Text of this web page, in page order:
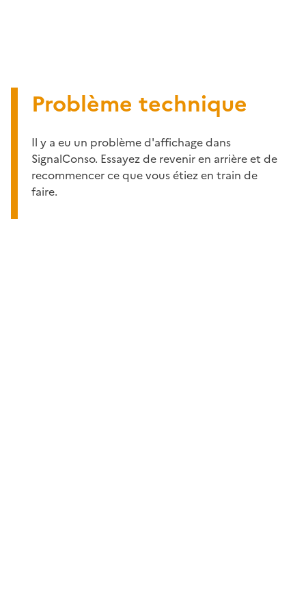
Problème technique
Il y a eu un problème d'affichage dans
SignalConso. Essayez de revenir en arrière et de
recommencer ce que vous étiez en train de
faire.